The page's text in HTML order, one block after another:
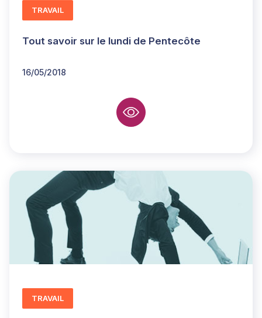
Tout savoir sur le lundi de Pentecôte
16/05/2018
TRAVAIL
TRAVAIL